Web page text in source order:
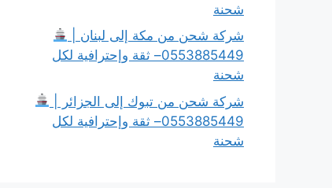
شحنة
شركة شحن من مكة إلى لبنان |
0553885449– ثقة وإحترافية لكل
شحنة
شركة شحن من تبوك إلى الجزائر |
0553885449– ثقة وإحترافية لكل
شحنة